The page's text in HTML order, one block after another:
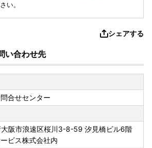
い。
シェアする
い合わせ先
合せセンター
大阪市浪速区桜川3-8-59 汐見橋ビル6階
ビス株式会社内